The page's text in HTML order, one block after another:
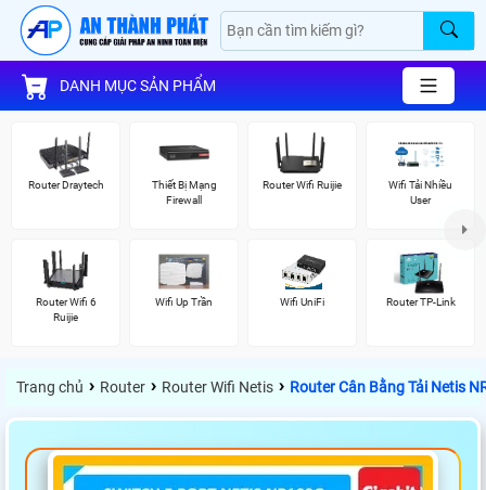
DANH MỤC SẢN PHẨM
Router Draytech
Thiết Bị Mạng
Firewall
Router Wifi Ruijie
Wifi Tải Nhiều
User
Router Wifi 6
Ruijie
Wifi Up Trần Wifi UniFi Router TP-Link
Trang chủ › Router › Router Wifi Netis › Router Cân Bằng Tải Netis